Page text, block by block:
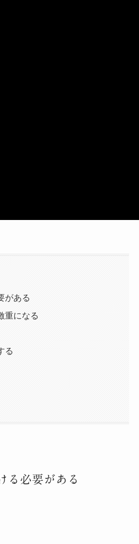
がある
重になる
る
る必要がある